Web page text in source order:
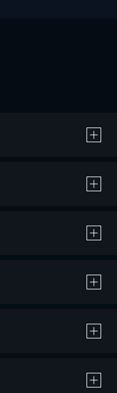
よる作品の購入 / レンタルです。
ルは、20％のポイント還元です。